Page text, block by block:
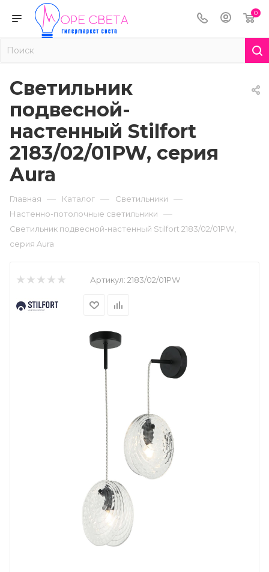
0
Светильник
подвесной-
настенный Stilfort
2183/02/01PW, серия
Aura
Главная — Каталог — Светильники —
Настенно-потолочные светильники —
Светильник подвесной-настенный Stilfort 2183/02/01PW,
серия Aura
Артикул: 2183/02/01PW